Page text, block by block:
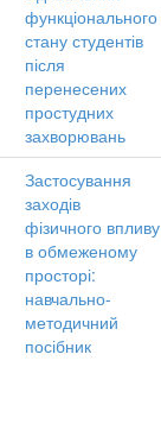
функціонального
стану студентів
після
перенесених
простудних
захворювань
Застосування
заходів
фізичного впливу
в обмеженому
просторі:
навчально-
методичний
посібник